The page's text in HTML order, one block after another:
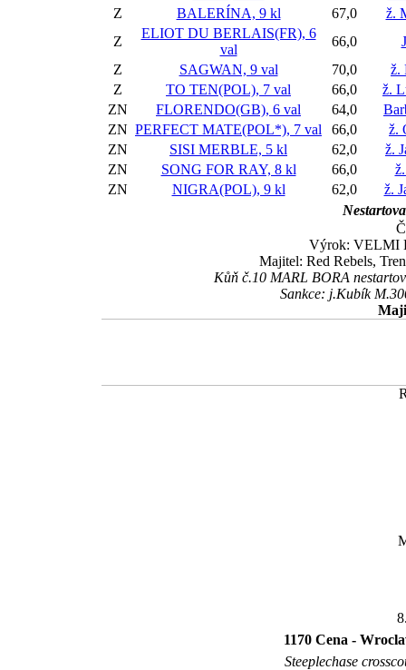
Z
BALERÍNA, 9 kl 67,0
ž.
Z
ELIOT DU BERLAIS(FR), 6
val
66,0
Z
SAGWAN, 9 val 70,0
ž.
Z
TO TEN(POL), 7 val 66,0
ž.
ZN
FLORENDO(GB), 6 val 64,0
ZN PERFECT MATE(POL*), 7 val 66,0
ž.
ZN
SISI MERBLE, 5 kl 62,0
ž.
ZN
SONG FOR RAY, 8 kl 66,0
ZN
NIGRA(POL), 9 kl 62,0
ž.
Výrok: VELMI
Majitel: Red Rebels,
Kůň č.10 MARL BORA
Sankce: j.Kubík
1170 Cena -
Steeplechase